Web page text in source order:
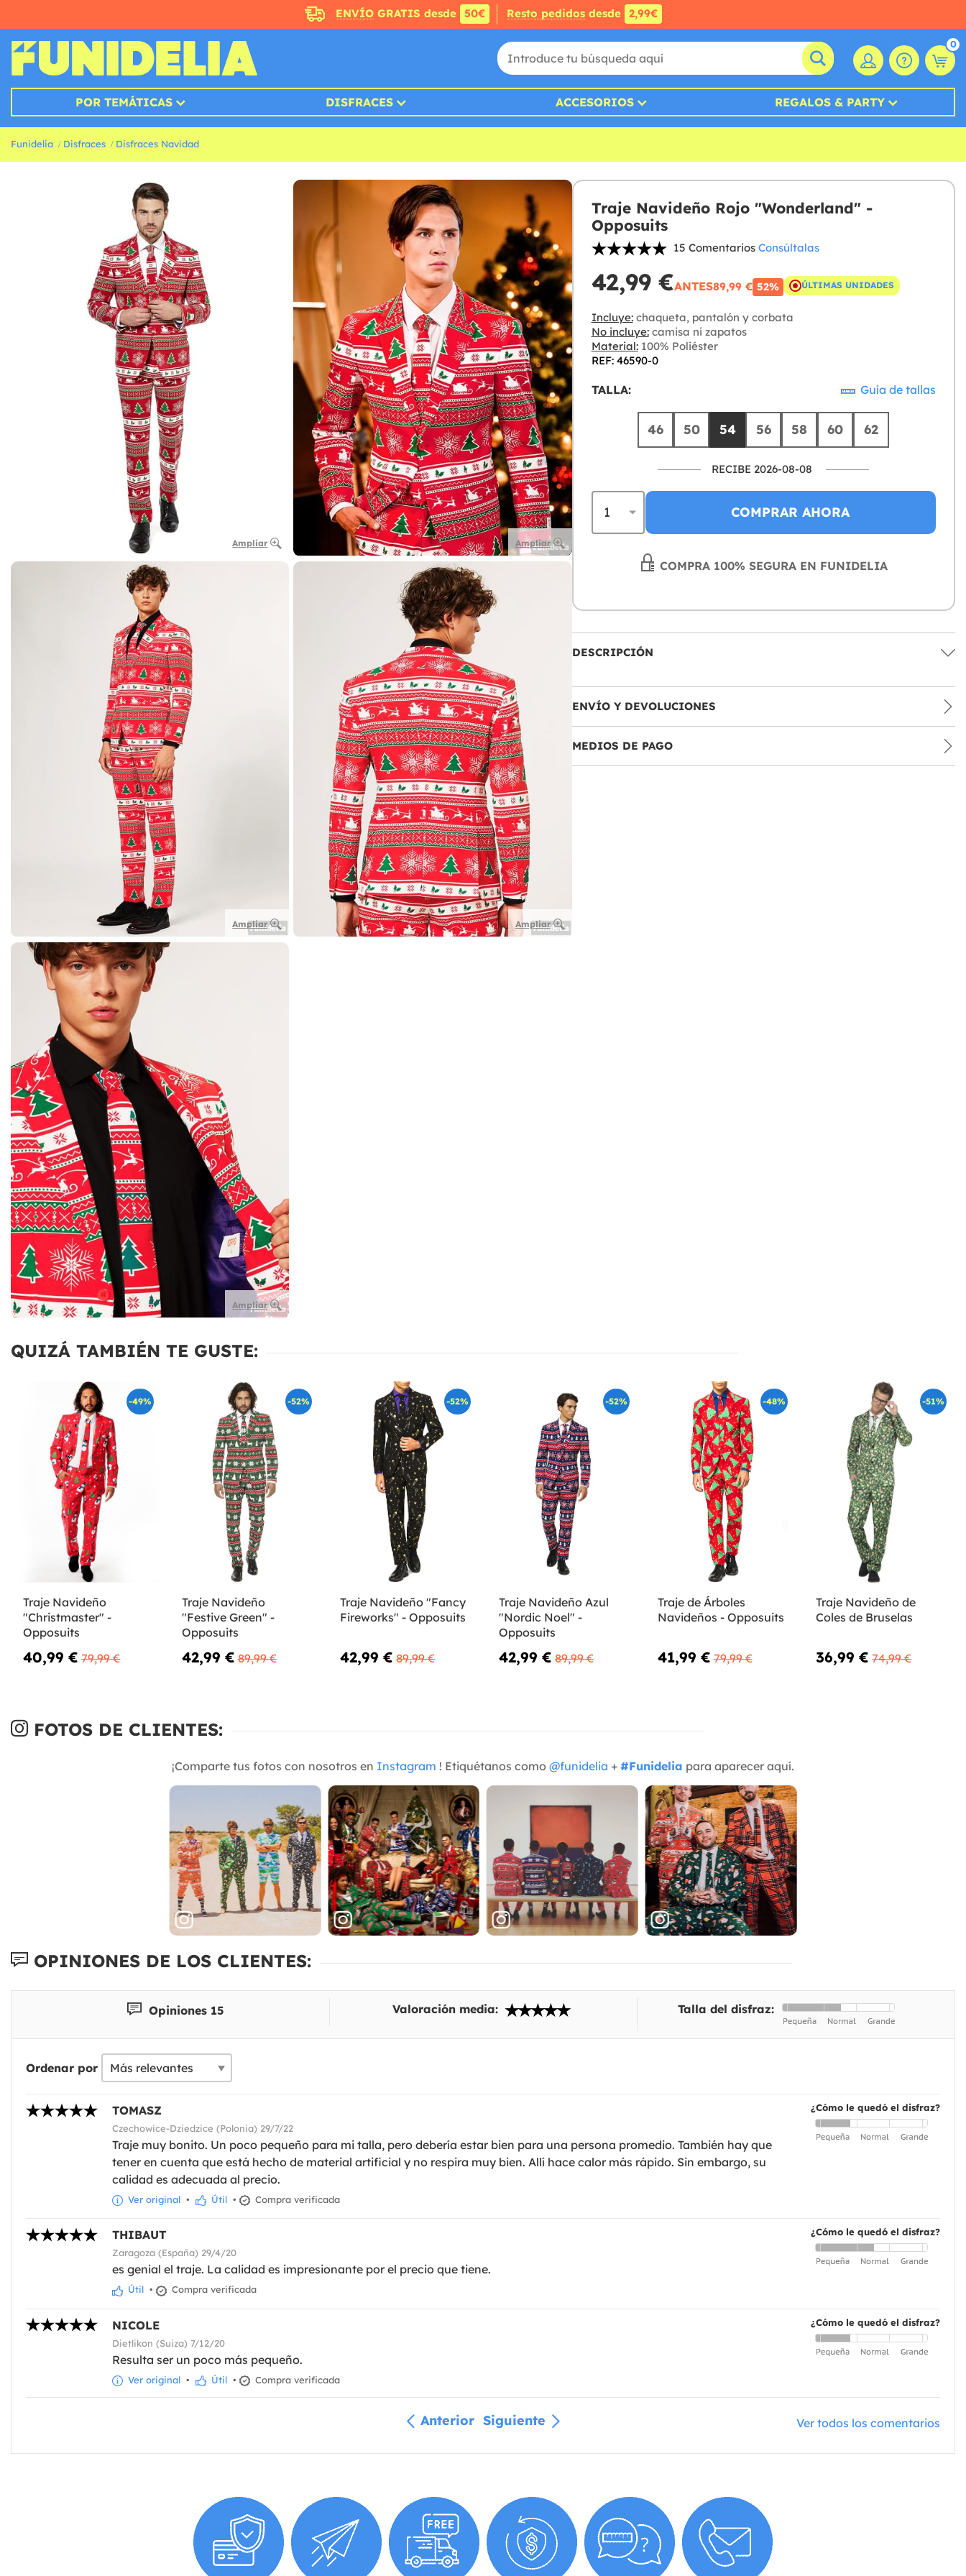
ENVÍOGRATIS desde 50€ Resto pedidosdesde 2,99€
0
POR TEMÁTICAS DISFRACES ACCESORIOS REGALOS & PARTY
Funidelia Disfraces Disfraces Navidad
Ampliar Ampliar
Ampliar Ampliar
Ampliar
Traje Navideño Rojo "Wonderland" -
Opposuits
15 Comentarios Consúltalas
42,99 €ANTES89,99 € 52% ÚLTIMAS UNIDADES
Incluye:chaqueta, pantalón y corbata
No incluye:camisa ni zapatos
Material:100% Poliéster
REF: 46590-0
TALLA: Guía de tallas
46 50 54 56 58 60 62
RECIBE 2026-08-08
COMPRAR AHORA
COMPRA 100% SEGURA EN FUNIDELIA
DESCRIPCIÓN
ENVÍO Y DEVOLUCIONES
MEDIOS DE PAGO
QUIZÁ TAMBIÉN TE GUSTE:
-49%
Traje Navideño
"Christmaster" -
Opposuits
40,99 € 79,99 €
-52%
Traje Navideño
"Festive Green" -
Opposuits
42,99 € 89,99 €
-52%
Traje Navideño "Fancy
Fireworks" - Opposuits
42,99 € 89,99 €
-52%
Traje Navideño Azul
"Nordic Noel" -
Opposuits
42,99 € 89,99 €
-48%
Traje de Árboles
Navideños - Opposuits
41,99 € 79,99 €
-51%
Traje Navideño de
Coles de Bruselas
36,99 € 74,99 €
FOTOS DE CLIENTES:
¡Comparte tus fotos con nosotros en Instagram ! Etiquétanos como @funidelia + #Funidelia para aparecer aquí.
OPINIONES DE LOS CLIENTES:
Opiniones 15 Valoración media: Talla del disfraz:
Ordenar por
¿Cómo le quedó el disfraz?
TOMASZ
Czechowice-Dziedzice (Polonia) 29/7/22
Traje muy bonito. Un poco pequeño para mi talla, pero debería estar bien para una persona promedio. También hay que
tener en cuenta que está hecho de material artificial y no respira muy bien. Allí hace calor más rápido. Sin embargo, su
calidad es adecuada al precio.
Ver original • Útil • Compra verificada
¿Cómo le quedó el disfraz?
THIBAUT
Zaragoza (España) 29/4/20
es genial el traje. La calidad es impresionante por el precio que tiene.
Útil • Compra verificada
¿Cómo le quedó el disfraz?
NICOLE
Dietlikon (Suiza) 7/12/20
Resulta ser un poco más pequeño.
Ver original • Útil • Compra verificada
Anterior Siguiente Ver todos los comentarios